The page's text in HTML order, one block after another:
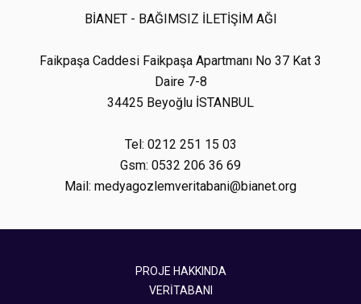
BİANET - BAĞIMSIZ İLETİŞİM AĞI
Faikpaşa Caddesi Faikpaşa Apartmanı No 37 Kat 3
Daire 7-8
34425 Beyoğlu İSTANBUL
Tel: 0212 251 15 03
Gsm: 0532 206 36 69
Mail: medyagozlemveritabani@bianet.org
PROJE HAKKINDA
VERİTABANI